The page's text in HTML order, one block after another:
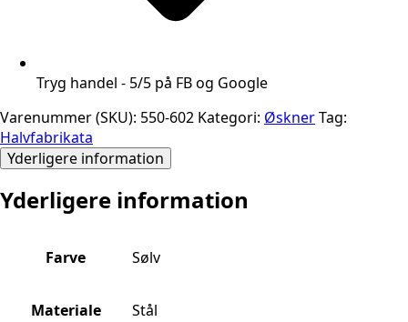
Tryg handel - 5/5 på FB og Google
Varenummer (SKU): 550-602 Kategori: ØsknerTag:
Halvfabrikata
Yderligere information
Yderligere information
Farve Sølv
Materiale Stål